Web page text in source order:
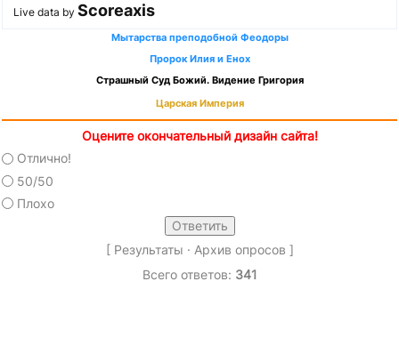
Live data by Scoreaxis
Мытарства преподобной Феодоры
Пророк Илия и Енох
Страшный Суд Божий. Видение Григория
Царская Империя
Оцените окончательный дизайн сайта!
Отлично!
50/50
Плохо
[ Результаты · Архив опросов ]
Всего ответов: 341